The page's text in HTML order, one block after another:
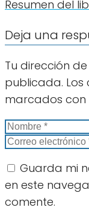
Resumen del
Deja una
Tu dirección
publicada.
marcados con
Guarda mi
en este
comente.